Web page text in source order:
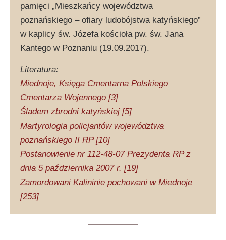
pamięci „Mieszkańcy województwa
poznańskiego – ofiary ludobójstwa katyńskiego”
w kaplicy św. Józefa kościoła pw. św. Jana
Kantego w Poznaniu (19.09.2017).
Literatura:
Miednoje, Księga Cmentarna Polskiego
Cmentarza Wojennego [3]
Śladem zbrodni katyńskiej [5]
Martyrologia policjantów województwa
poznańskiego II RP [10]
Postanowienie nr 112-48-07 Prezydenta RP z
dnia 5 października 2007 r. [19]
Zamordowani Kalininie pochowani w Miednoje
[253]